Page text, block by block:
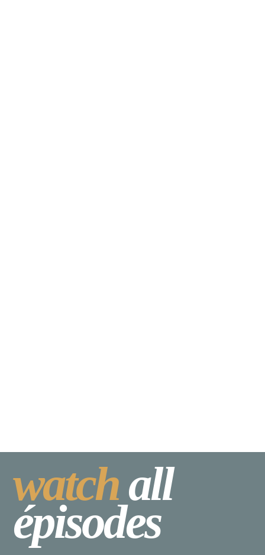
watchall
épisodes